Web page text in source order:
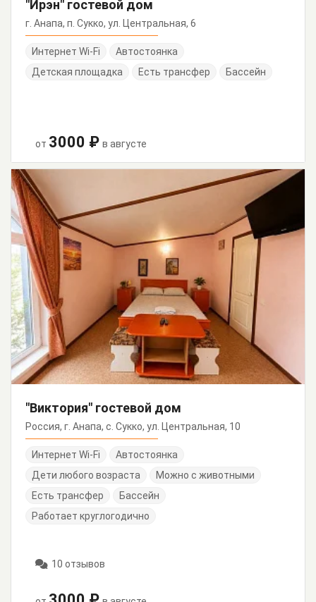
"Ирэн" гостевой дом
г. Анапа, п. Сукко, ул. Центральная, 6
Интернет Wi-Fi
Автостоянка
Детская площадка
Есть трансфер Бассейн
от 3000 ₽ в августе
"Виктория" гостевой дом
Россия, г. Анапа, с. Сукко, ул. Центральная, 10
Интернет Wi-Fi
Автостоянка
Дети любого возраста
Можно с животными
Есть трансфер
Бассейн
Работает круглогодично
10 отзывов